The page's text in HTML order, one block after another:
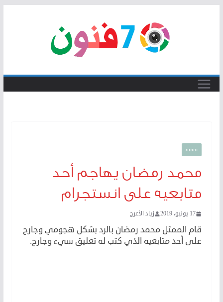
نميمة
محمد رمضان يهاجم أحد
متابعيه على انستجرام
17 يونيو، 2019 زياد الأعرج
قام الممثل محمد رمضان بالرد بشكل هجومي وجارح
على أحد متابعيه الذي كتب له تعليق سيء وجارح.